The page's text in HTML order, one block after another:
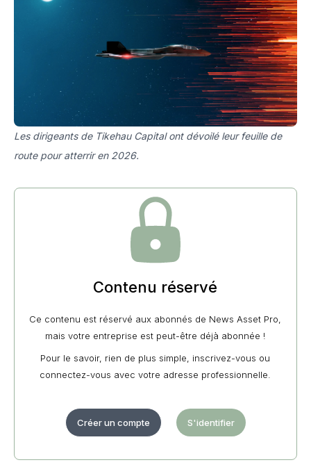
Les dirigeants de Tikehau Capital ont dévoilé leur feuille de
route pour atterrir en 2026.
Contenu réservé
Ce contenu est réservé aux abonnés de News Asset Pro,
mais votre entreprise est peut-être déjà abonnée !
Pour le savoir, rien de plus simple, inscrivez-vous ou
connectez-vous avec votre adresse professionnelle.
Créer un compte S'identifier